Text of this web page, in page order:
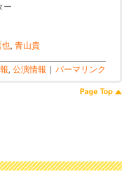
ー
也, 青山貴
, 公演情報 | パーマリンク